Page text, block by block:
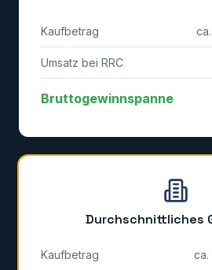
Kaufbetrag
Umsatz bei RRC
Bruttogewinnspanne
Durchschnittliches
Kaufbetrag ca.